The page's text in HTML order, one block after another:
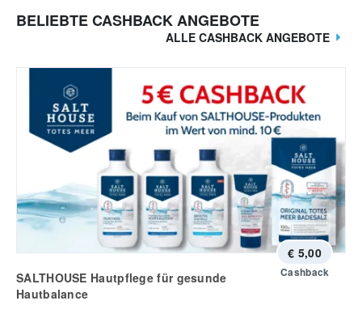
BELIEBTE CASHBACK ANGEBOTE
ALLE CASHBACK ANGEBOTE
€ 5,00
Cashback
SALTHOUSE Hautpflege für gesunde
Hautbalance